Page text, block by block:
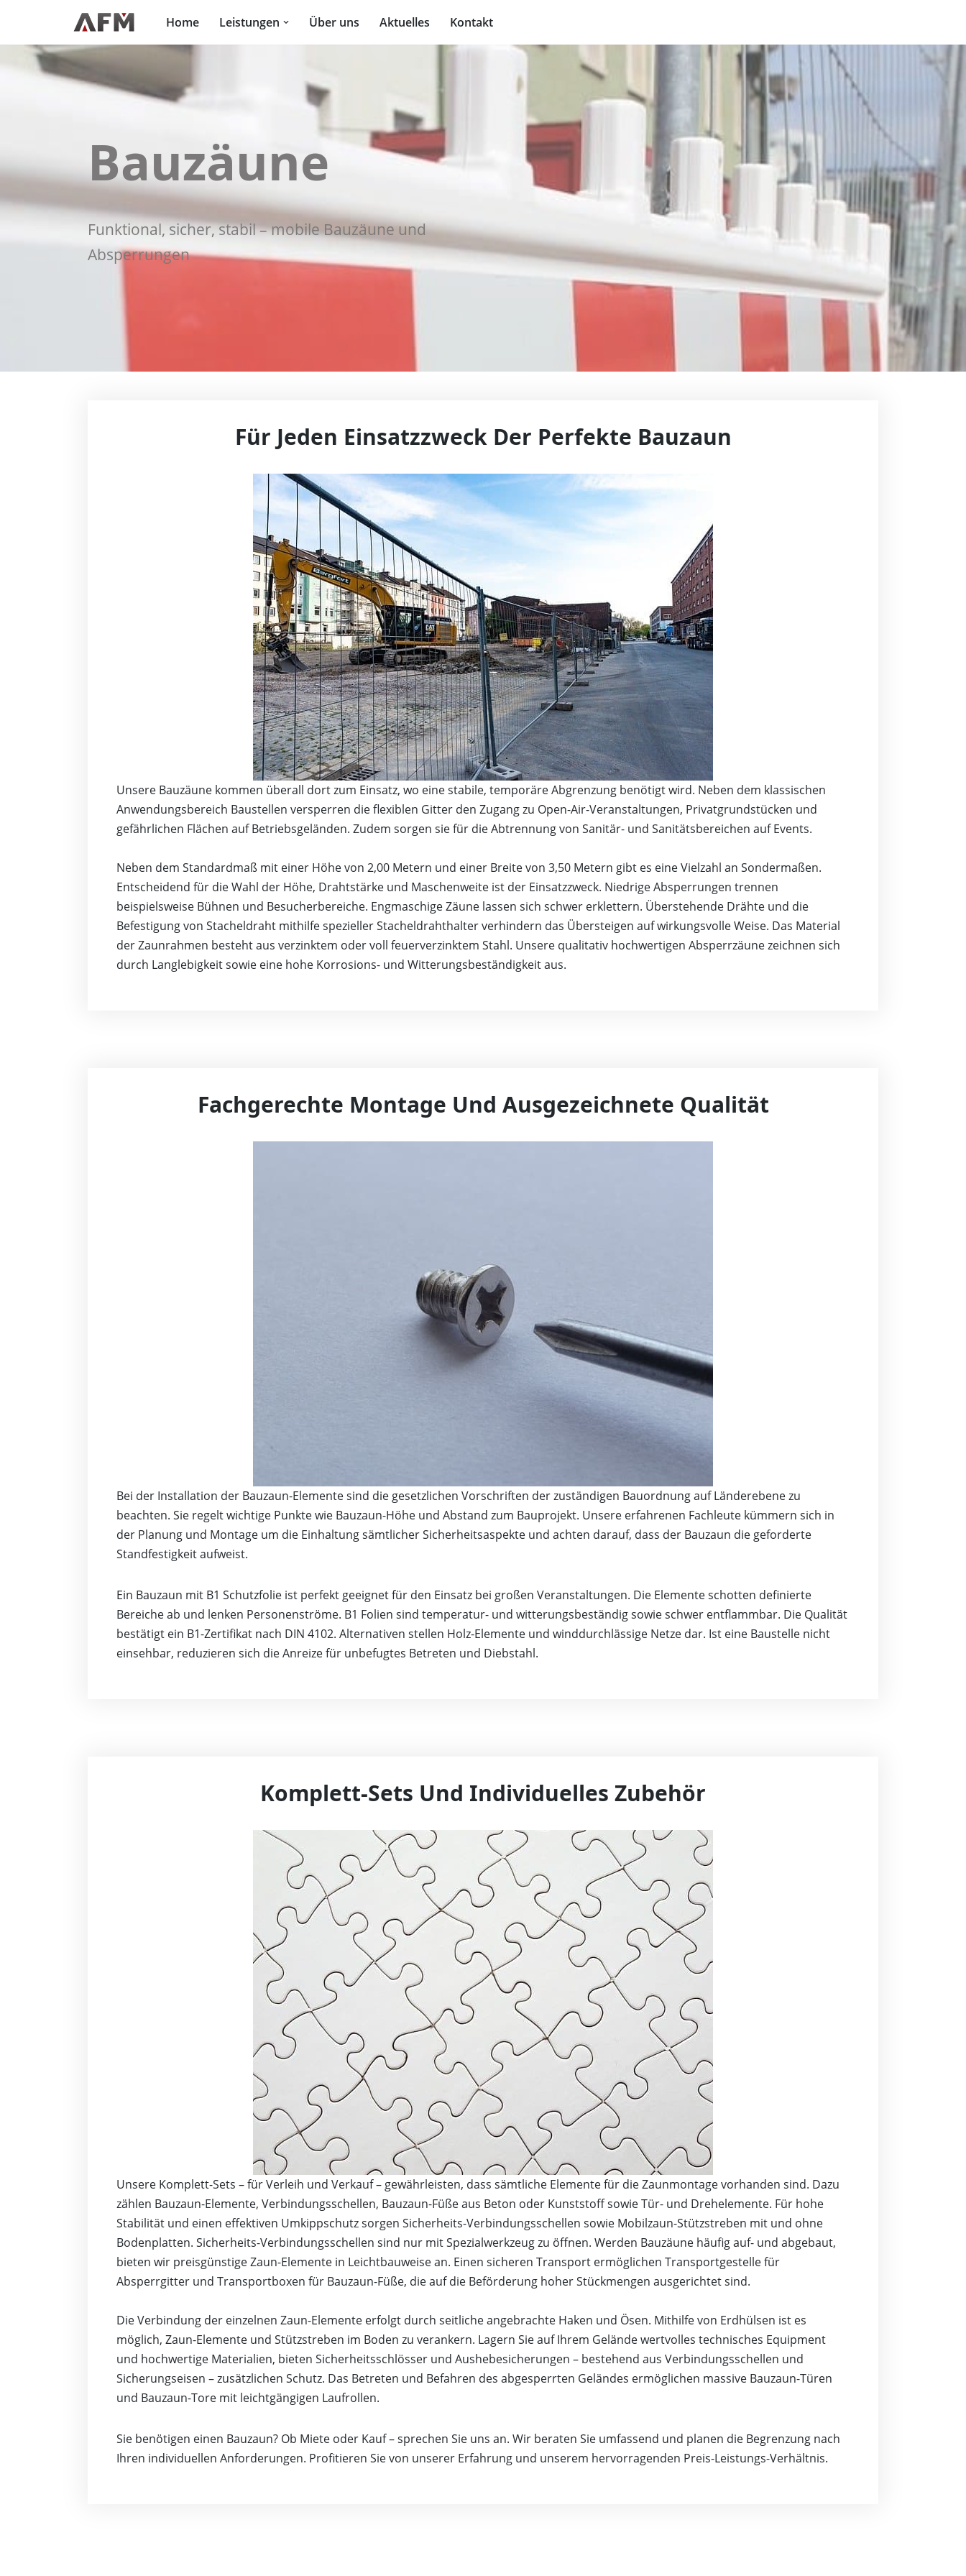
Inhalt
springen
Home Leistungen Über uns Aktuelles Kontakt
Bauzäune
Funktional, sicher, stabil – mobile Bauzäune und
Absperrungen
Für Jeden Einsatzzweck Der Perfekte Bauzaun
Unsere Bauzäune kommen überall dort zum Einsatz, wo eine stabile, temporäre Abgrenzung benötigt wird. Neben dem klassischen
Anwendungsbereich Baustellen versperren die flexiblen Gitter den Zugang zu Open-Air-Veranstaltungen, Privatgrundstücken und
gefährlichen Flächen auf Betriebsgeländen. Zudem sorgen sie für die Abtrennung von Sanitär- und Sanitätsbereichen auf Events.
Neben dem Standardmaß mit einer Höhe von 2,00 Metern und einer Breite von 3,50 Metern gibt es eine Vielzahl an Sondermaßen.
Entscheidend für die Wahl der Höhe, Drahtstärke und Maschenweite ist der Einsatzzweck. Niedrige Absperrungen trennen
beispielsweise Bühnen und Besucherbereiche. Engmaschige Zäune lassen sich schwer erklettern. Überstehende Drähte und die
Befestigung von Stacheldraht mithilfe spezieller Stacheldrahthalter verhindern das Übersteigen auf wirkungsvolle Weise. Das Material
der Zaunrahmen besteht aus verzinktem oder voll feuerverzinktem Stahl. Unsere qualitativ hochwertigen Absperrzäune zeichnen sich
durch Langlebigkeit sowie eine hohe Korrosions- und Witterungsbeständigkeit aus.
Fachgerechte Montage Und Ausgezeichnete Qualität
Bei der Installation der Bauzaun-Elemente sind die gesetzlichen Vorschriften der zuständigen Bauordnung auf Länderebene zu
beachten. Sie regelt wichtige Punkte wie Bauzaun-Höhe und Abstand zum Bauprojekt. Unsere erfahrenen Fachleute kümmern sich in
der Planung und Montage um die Einhaltung sämtlicher Sicherheitsaspekte und achten darauf, dass der Bauzaun die geforderte
Standfestigkeit aufweist.
Ein Bauzaun mit B1 Schutzfolie ist perfekt geeignet für den Einsatz bei großen Veranstaltungen. Die Elemente schotten definierte
Bereiche ab und lenken Personenströme. B1 Folien sind temperatur- und witterungsbeständig sowie schwer entflammbar. Die Qualität
bestätigt ein B1-Zertifikat nach DIN 4102. Alternativen stellen Holz-Elemente und winddurchlässige Netze dar. Ist eine Baustelle nicht
einsehbar, reduzieren sich die Anreize für unbefugtes Betreten und Diebstahl.
Komplett-Sets Und Individuelles Zubehör
Unsere Komplett-Sets – für Verleih und Verkauf – gewährleisten, dass sämtliche Elemente für die Zaunmontage vorhanden sind. Dazu
zählen Bauzaun-Elemente, Verbindungsschellen, Bauzaun-Füße aus Beton oder Kunststoff sowie Tür- und Drehelemente. Für hohe
Stabilität und einen effektiven Umkippschutz sorgen Sicherheits-Verbindungsschellen sowie Mobilzaun-Stützstreben mit und ohne
Bodenplatten. Sicherheits-Verbindungsschellen sind nur mit Spezialwerkzeug zu öffnen. Werden Bauzäune häufig auf- und abgebaut,
bieten wir preisgünstige Zaun-Elemente in Leichtbauweise an. Einen sicheren Transport ermöglichen Transportgestelle für
Absperrgitter und Transportboxen für Bauzaun-Füße, die auf die Beförderung hoher Stückmengen ausgerichtet sind.
Die Verbindung der einzelnen Zaun-Elemente erfolgt durch seitliche angebrachte Haken und Ösen. Mithilfe von Erdhülsen ist es
möglich, Zaun-Elemente und Stützstreben im Boden zu verankern. Lagern Sie auf Ihrem Gelände wertvolles technisches Equipment
und hochwertige Materialien, bieten Sicherheitsschlösser und Aushebesicherungen – bestehend aus Verbindungsschellen und
Sicherungseisen – zusätzlichen Schutz. Das Betreten und Befahren des abgesperrten Geländes ermöglichen massive Bauzaun-Türen
und Bauzaun-Tore mit leichtgängigen Laufrollen.
Sie benötigen einen Bauzaun? Ob Miete oder Kauf – sprechen Sie uns an. Wir beraten Sie umfassend und planen die Begrenzung nach
Ihren individuellen Anforderungen. Profitieren Sie von unserer Erfahrung und unserem hervorragenden Preis-Leistungs-Verhältnis.